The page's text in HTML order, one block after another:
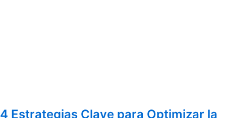
4 Estrategias Clave para Optimizar la